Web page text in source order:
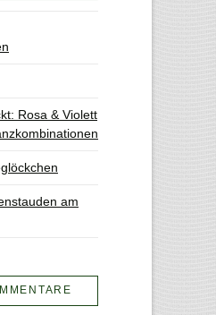
Rosa & Violett
am